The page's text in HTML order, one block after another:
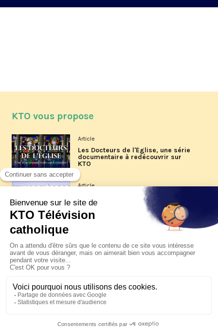
KTO vous propose
Article
Les Docteurs de l'Église, une série
documentaire à redécouvrir sur
KTO
Article
Les reportages d'été 2026 de KTO
La visite pastorale du pape Léon
XIV à Assise à suivre sur KTO le
jeudi 6 août
Le pape en Uruguay, Argentine et
Pérou du 6 au 17 novembre 2026